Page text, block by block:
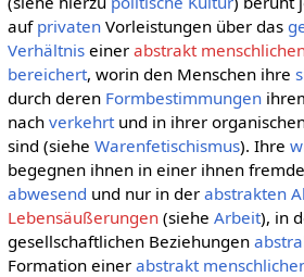
auf privatenVorleistungen über das
Verhältniseiner abstrakt
bereichert, worin den Menschen ihre
durch deren Formbestimmungen
nach verkehrtund in ihrer
sind (siehe Warenfetischismus). Ihre
begegnen ihnen in einer ihnen
abwesend und nur in der abstrakten
Lebensäußerungen(siehe Arbeit), in
gesellschaftlichen Beziehungen
Formation einer abstrakt